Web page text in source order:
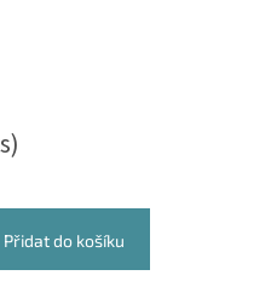
Přidat do košíku